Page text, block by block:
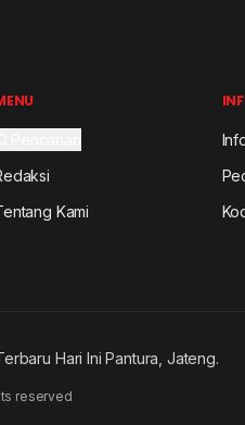
Kami
Hari Ini Pantura, Jateng.
reserved